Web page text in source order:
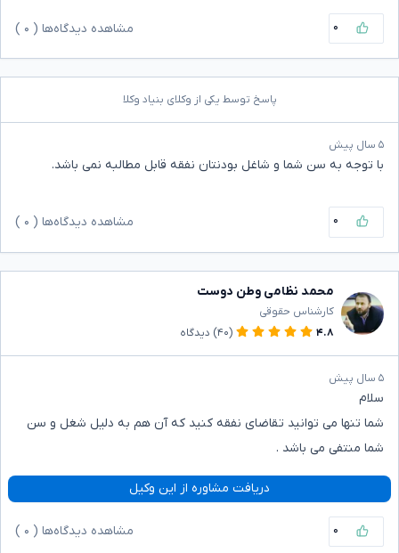
۰ مشاهده دیدگاه‌ها ( ۰
پاسخ توسط یکی از وکلای بنیاد وکلا
۵ سال پیش
با توجه به سن شما و شاغل بودنتان نفقه قابل مطالبه نمی باشد.
۰ مشاهده دیدگاه‌ها ( ۰
محمد نظامی وطن دوست
کارشناس حقوقی
۴.۸
(۴۰) دیدگاه
۵ سال پیش
سلام
شما تنها می توانید تقاضای نفقه کنید که آن هم به دلیل شغل و سن
شما منتفی می باشد .
دریافت مشاوره از این وکیل
۰ مشاهده دیدگاه‌ها ( ۰